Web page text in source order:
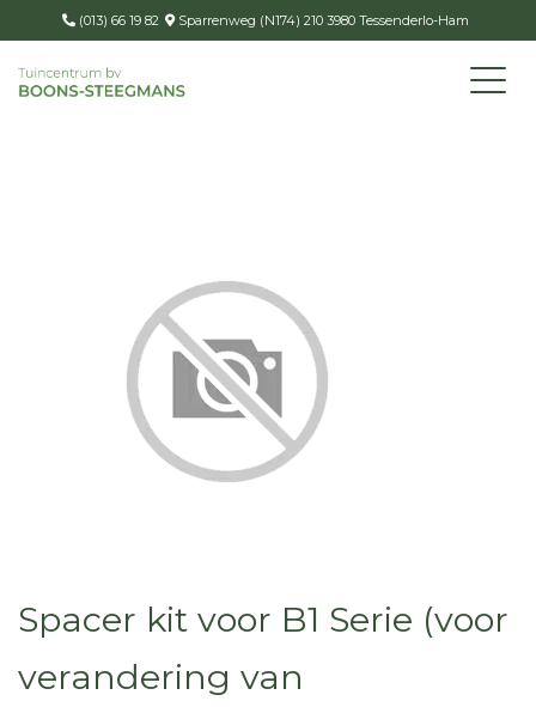
(013) 66 19 82 Sparrenweg (N174) 210 3980 Tessenderlo-Ham
Spacer kit voor B1 Serie (voor
verandering van